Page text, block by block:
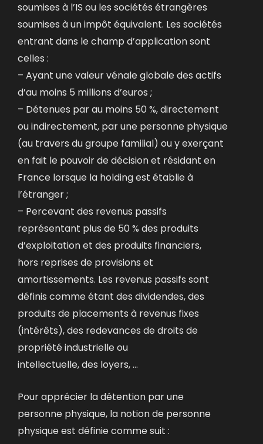
soumises à l’IS ou les sociétés étrangères
soumises à un impôt équivalent. Les sociétés
entrant dans le champ d’application sont
celles :
– Ayant une valeur vénale globale des actifs
d’au moins 5 millions d’euros ;
– Détenues par au moins 50 %, directement
ou indirectement, par une personne physique
(au travers du groupe familial) ou y exerçant
en fait le pouvoir de décision et résidant en
France lorsque la holding est établie à
l’étranger ;
– Percevant des revenus passifs
représentant plus de 50 % des produits
d’exploitation et des produits financiers,
hors reprises de provisions et
amortissements. Les revenus passifs sont
définis comme étant des dividendes, des
produits de placements à revenus fixes
(intérêts), des redevances de droits de
propriété industrielle ou
intellectuelle, des loyers, …
Pour apprécier la détention par une
personne physique, la notion de personne
physique est définie comme suit :